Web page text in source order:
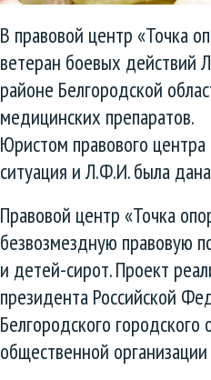
В правовой центр «Точка
ветеран боевых действий
районе Белгородской
медицинских препаратов.
Юристом правового
ситуация и Л.Ф.И. была
Правовой центр «Точка
безвозмездную правовую
и детей-сирот. Проект
президента Российской
Белгородского
общественной